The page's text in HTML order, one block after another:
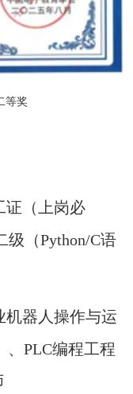
等奖
证（上岗必
级（Python/C语
机器人操作与运
、PLC编程工程